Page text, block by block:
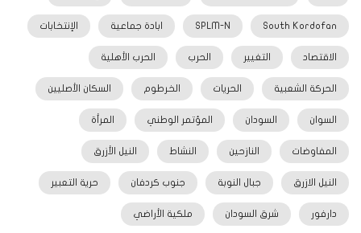
South Kordofan
SPLM-N ابادة جماعية الإنتخابات
الاقتصاد التغيير الحرب الحرب الأهلية
الحركة الشعبية الحريات الخرطوم السكان الأصليين
السوان السودان المؤتمر الوطني المرأة
المفاوضات النازحين النشاط النيل الأزرق
النيل الازرق جبال النوبة جنوب كردفان حرية التعبير
دارفور شرق السودان ملكية الأراضي